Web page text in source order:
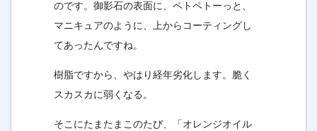
のです。御影石の表面に、ペトペトーっと、
マニキュアのように、上からコーティングし
てあったんですね。
樹脂ですから、やはり経年劣化します。脆く
スカスカに弱くなる。
そこにたまたまこのたび、「オレンジオイル